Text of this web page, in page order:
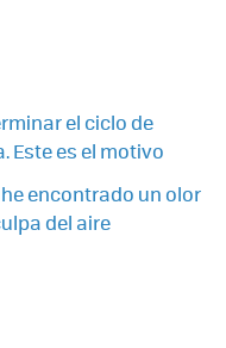
el ciclo de
Este es el motivo
encontrado un olor
del aire